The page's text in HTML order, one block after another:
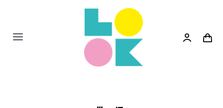
Toggle